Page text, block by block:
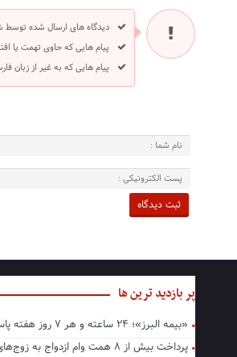
دیدگاه های ارسال شده توسط
پیام هایی که حاوی تهمت یا
پیام هایی که به غیر از زبان
پر بازدید ترین ها
«بیمه البرز»؛ ۲۴ ساعته و هر ۷ روز هفته پاسخگوی بیمه‌گزاران است
پرداخت بیش از ۸ همت وام ازدواج به زوج‌های جوان توسط «بانک ملی ایران»